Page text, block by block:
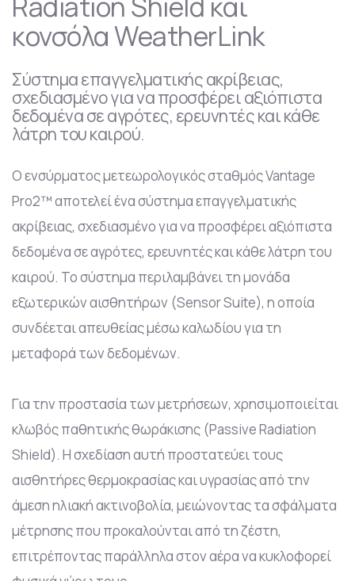
κονσόλα WeatherLink
Σύστημα επαγγελματικής ακρίβειας,
σχεδιασμένο για να προσφέρει αξιόπιστα
δεδομένα σε αγρότες, ερευνητές και κάθε
λάτρη του καιρού.
Ο ενσύρματος μετεωρολογικός σταθμός Vantage
Pro2™ αποτελεί ένα σύστημα επαγγελματικής
ακρίβειας, σχεδιασμένο για να προσφέρει αξιόπιστα
δεδομένα σε αγρότες, ερευνητές και κάθε λάτρη του
καιρού. Το σύστημα περιλαμβάνει τη μονάδα
εξωτερικών αισθητήρων (Sensor Suite), η οποία
συνδέεται απευθείας μέσω καλωδίου για τη
μεταφορά των δεδομένων.
Για την προστασία των μετρήσεων, χρησιμοποιείται
κλωβός παθητικής θωράκισης (Passive Radiation
Shield). Η σχεδίαση αυτή προστατεύει τους
αισθητήρες θερμοκρασίας και υγρασίας από την
άμεση ηλιακή ακτινοβολία, μειώνοντας τα σφάλματα
μέτρησης που προκαλούνται από τη ζέστη,
επιτρέποντας παράλληλα στον αέρα να κυκλοφορεί